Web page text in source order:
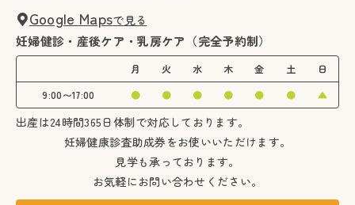
Google Mapsで見る
妊婦健診・産後ケア・乳房ケア（完全予約制）
月 火 水 木 金 土
日
9:00〜17:00
● ● ● ● ● ● ▲
出産は24時間365日体制で対応しております。
妊婦健康診査助成券をお使いいただけます。
見学も承っております。
お気軽にお問い合わせください。